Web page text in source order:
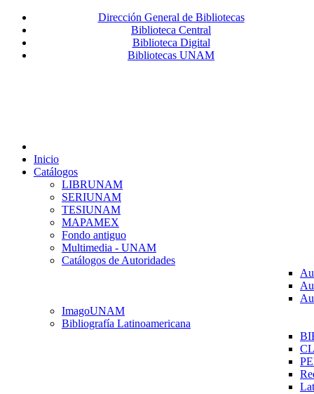
Dirección General de Bibliotecas
Biblioteca Central
Biblioteca Digital
Bibliotecas UNAM
Inicio
Catálogos
LIBRUNAM
SERIUNAM
TESIUNAM
MAPAMEX
Fondo antiguo
Multimedia - UNAM
Catálogos de Autoridades
ImagoUNAM
Bibliografía Latinoamericana